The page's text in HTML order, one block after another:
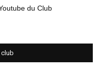
du Club